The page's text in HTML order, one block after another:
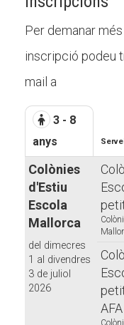
Per demanar
inscripció podeu
mail a
3 - 8
anys
Colònies
d'Estiu
Escola
Mallorca
del dimecres
1 al divendres
3 de juliol
2026
AFA